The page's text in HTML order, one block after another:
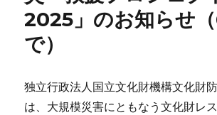
2025」のお知らせ
で）
独立行政法人国立文化財機構文化財
は、大規模災害にともなう文化財レ